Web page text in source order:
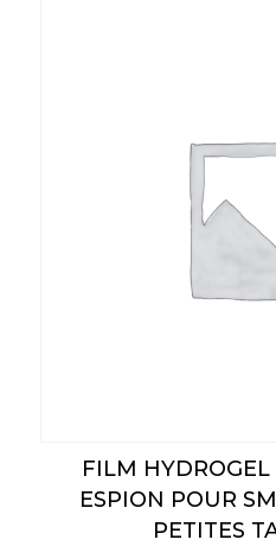
FILM
ESPION POUR
PETITES